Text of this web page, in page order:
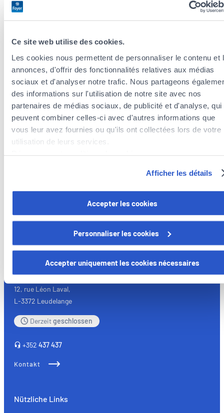
Ce site web utilise des cookies.
Les cookies nous permettent de personnaliser le contenu et
annonces, d'offrir des fonctionnalités relatives aux médias
sociaux et d'analyser notre trafic. Nous partageons
des informations sur l'utilisation de notre site avec nos
partenaires de médias sociaux, de publicité et d'analyse, qui
peuvent combiner celles-ci avec d'autres informations que
vous leur avez fournies ou qu'ils ont collectées lors de votre
utilisation de leurs services.
Vous avez la possibilité de retirer votre consentement à tout
moment en cliquant sur le lien "gestion des cookies" en bas
Certains de ces cookies sont strictement nécessaires au
fonctionnement du site. Notez que si vous désactivez des
cookies utilisés ici, il se peut que certaines fonctionnalités ou
parties de ce site Web ne soient plus normalement
accessibles. D'autres sont utilisés pour :
vos fonctionnalités et en se souvenant de vos choix.
comprenant comment vous arrivez sur notre site.
les performances. Partager des informations avec les
Afficher les détails
Accepter les cookies
Personnaliser les cookies
Accepter uniquement les cookies nécessaires
Sprachen
Versicherungsagenten in der Nähe der
Versicherungsagenten in der Gemeinde Roeser
Versicherungsagenten in der Gemeinde Weiler-la-Tour
Versicherungsagenten in der Gemeinde Hesperange
Foyer Assurances
12, rue Léon Laval,
L-3372 Leudelange
Derzeitgeschlossen
+352 437 437
Kontakt
Nützliche Links